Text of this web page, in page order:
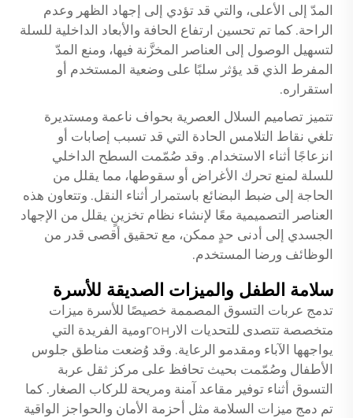
المدّ إلى الأعلى، والتي قد تؤدي إلى إجهاد الظهر وعدم
الراحة. كما تم تحسين ارتفاع الحافة والأبعاد الداخلية للسلة
لتسهيل الوصول إلى العناصر المخزَّنة فيها، ومنع المدّ
المفرط الذي قد يؤثر سلبًا على وضعية المستخدم أو
استقراره.
تتميز تصاميم السلال العصرية بحواف ناعمة ومستديرة
تلغي نقاط التلامس الحادة التي قد تسبب إصابات أو
انزعاجًا أثناء الاستخدام. وقد صُمّمت السطح الداخلي
للسلة لمنع تحرك الأغراض أو سقوطها، مما يقلل من
الحاجة إلى ضبط البضائع باستمرار أثناء النقل. وتتعاون هذه
العناصر التصميمية معًا لإنشاء نظام تخزينٍ يقلل من الإجهاد
الجسدي إلى أدنى حدٍ ممكن، مع تحقيق أقصى قدر من
الوظائف ورضا المستخدم.
سلامة الطفل والميزات الصديقة للأسرة
تدمج عربات التسوق المصممة خصيصًا للأسرة ميزات
متخصصة تتصدى للتحديات الارгонومية الفريدة التي
يواجهها الآباء ومقدمو الرعاية. وقد وُضعت مناطق جلوس
الأطفال وصُمّمت بحيث تحافظ على مركز ثقل عربة
التسوق أثناء توفير مقاعد آمنة ومريحة للركاب الصغار. كما
تم دمج ميزات السلامة مثل أحزمة الأمان والحواجز الواقية